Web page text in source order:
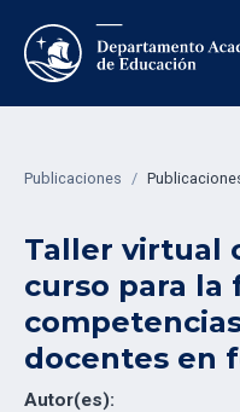
Publicaciones /
Taller virtual
curso para la
docentes en
Autor(es):